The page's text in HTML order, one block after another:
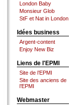
London Baby
Monsieur Glob
StF et Nat in London
Idées business
Argent-content
Enjoy New Biz
Liens de l'EPMI
Site de l’EPMI
Site des anciens de
l’EPMI
Webmaster